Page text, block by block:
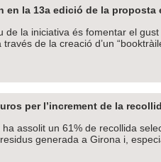
en la 13a edició de la
de la iniciativa és fomentar el
de la creació d’un
per l’increment de la
ha assolit un 61% de recollida
generada a Girona i,